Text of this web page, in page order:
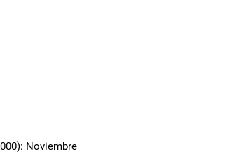
Noviembre